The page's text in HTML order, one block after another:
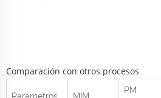
Comparación con otros procesos
PM